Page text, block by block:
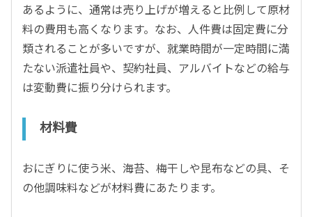
あるように、通常は売り上げが増えると比例して原材
料の費用も高くなります。なお、人件費は固定費に分
類されることが多いですが、就業時間が一定時間に満
たない派遣社員や、契約社員、アルバイトなどの給与
は変動費に振り分けられます。
材料費
おにぎりに使う米、海苔、梅干しや昆布などの具、そ
の他調味料などが材料費にあたります。